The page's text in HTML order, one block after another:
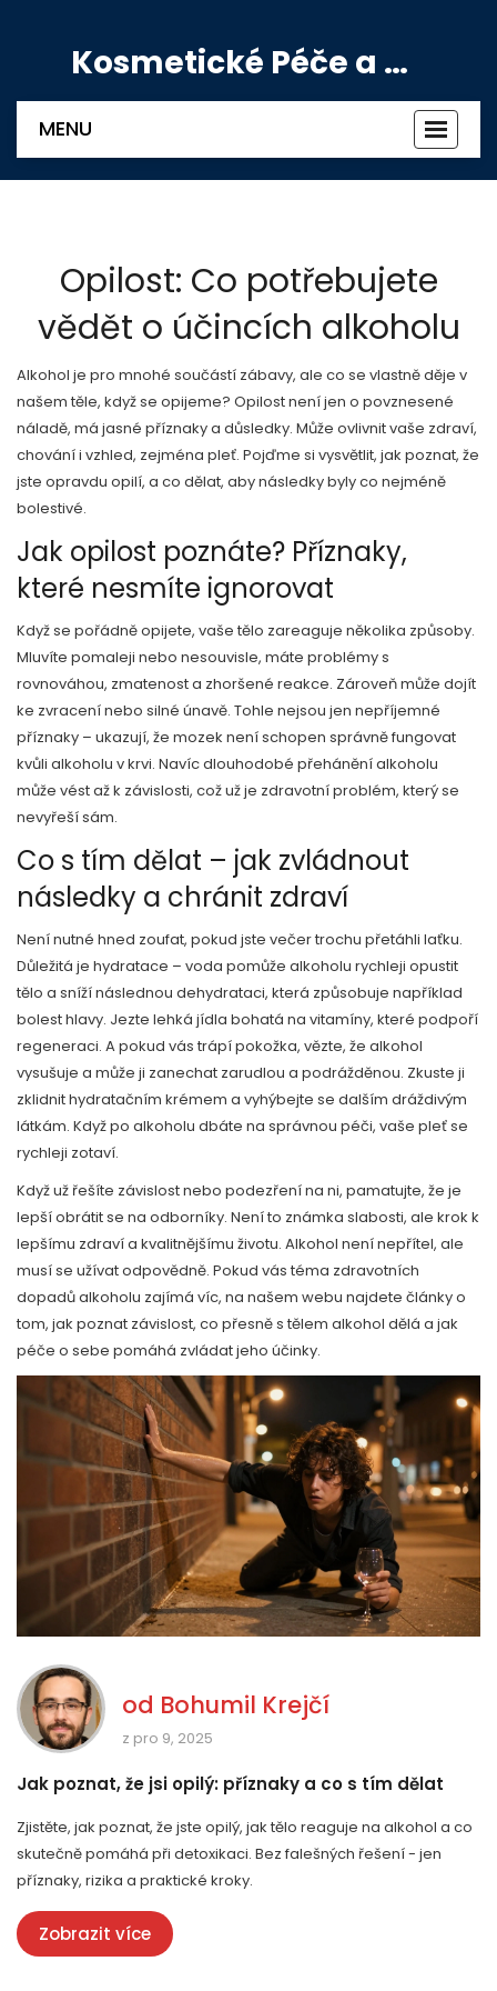
Kosmetické Péče a Výživové Doplňky
MENU
Opilost: Co potřebujete
vědět o účincích alkoholu
Alkohol je pro mnohé součástí zábavy, ale co se vlastně děje v
našem těle, když se opijeme? Opilost není jen o povznesené
náladě, má jasné příznaky a důsledky. Může ovlivnit vaše zdraví,
chování i vzhled, zejména pleť. Pojďme si vysvětlit, jak poznat, že
jste opravdu opilí, a co dělat, aby následky byly co nejméně
bolestivé.
Jak opilost poznáte? Příznaky,
které nesmíte ignorovat
Když se pořádně opijete, vaše tělo zareaguje několika způsoby.
Mluvíte pomaleji nebo nesouvisle, máte problémy s
rovnováhou, zmatenost a zhoršené reakce. Zároveň může dojít
ke zvracení nebo silné únavě. Tohle nejsou jen nepříjemné
příznaky – ukazují, že mozek není schopen správně fungovat
kvůli alkoholu v krvi. Navíc dlouhodobé přehánění alkoholu
může vést až k závislosti, což už je zdravotní problém, který se
nevyřeší sám.
Co s tím dělat – jak zvládnout
následky a chránit zdraví
Není nutné hned zoufat, pokud jste večer trochu přetáhli laťku.
Důležitá je hydratace – voda pomůže alkoholu rychleji opustit
tělo a sníží následnou dehydrataci, která způsobuje například
bolest hlavy. Jezte lehká jídla bohatá na vitamíny, které podpoří
regeneraci. A pokud vás trápí pokožka, vězte, že alkohol
vysušuje a může ji zanechat zarudlou a podrážděnou. Zkuste ji
zklidnit hydratačním krémem a vyhýbejte se dalším dráždivým
látkám. Když po alkoholu dbáte na správnou péči, vaše pleť se
rychleji zotaví.
Když už řešíte závislost nebo podezření na ni, pamatujte, že je
lepší obrátit se na odborníky. Není to známka slabosti, ale krok k
lepšímu zdraví a kvalitnějšímu životu. Alkohol není nepřítel, ale
musí se užívat odpovědně. Pokud vás téma zdravotních
dopadů alkoholu zajímá víc, na našem webu najdete články o
tom, jak poznat závislost, co přesně s tělem alkohol dělá a jak
péče o sebe pomáhá zvládat jeho účinky.
od Bohumil Krejčí
z pro 9, 2025
Jak poznat, že jsi opilý: příznaky a co s tím dělat
Zjistěte, jak poznat, že jste opilý, jak tělo reaguje na alkohol a co
skutečně pomáhá při detoxikaci. Bez falešných řešení - jen
příznaky, rizika a praktické kroky.
Zobrazit více